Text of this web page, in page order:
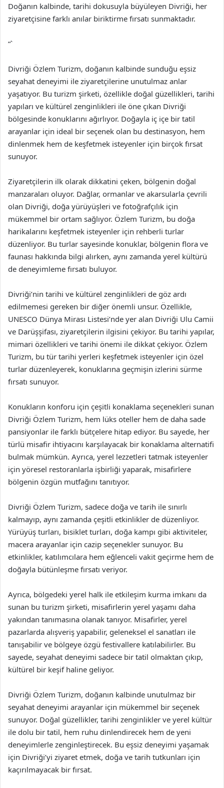
Doğanın kalbinde, tarihi dokusuyla büyüleyen Divriği, her
ziyaretçisine farklı anılar biriktirme fırsatı sunmaktadır.
“`
Divriği Özlem Turizm, doğanın kalbinde sunduğu eşsiz
seyahat deneyimi ile ziyaretçilerine unutulmaz anlar
yaşatıyor. Bu turizm şirketi, özellikle doğal güzellikleri, tarihi
yapıları ve kültürel zenginlikleri ile öne çıkan Divriği
bölgesinde konuklarını ağırlıyor. Doğayla iç içe bir tatil
arayanlar için ideal bir seçenek olan bu destinasyon, hem
dinlenmek hem de keşfetmek isteyenler için birçok fırsat
sunuyor.
Ziyaretçilerin ilk olarak dikkatini çeken, bölgenin doğal
manzaraları oluyor. Dağlar, ormanlar ve akarsularla çevrili
olan Divriği, doğa yürüyüşleri ve fotoğrafçılık için
mükemmel bir ortam sağlıyor. Özlem Turizm, bu doğa
harikalarını keşfetmek isteyenler için rehberli turlar
düzenliyor. Bu turlar sayesinde konuklar, bölgenin flora ve
faunası hakkında bilgi alırken, aynı zamanda yerel kültürü
de deneyimleme fırsatı buluyor.
Divriği’nin tarihi ve kültürel zenginlikleri de göz ardı
edilmemesi gereken bir diğer önemli unsur. Özellikle,
UNESCO Dünya Mirası Listesi’nde yer alan Divriği Ulu Camii
ve Darüşşifası, ziyaretçilerin ilgisini çekiyor. Bu tarihi yapılar,
mimari özellikleri ve tarihi önemi ile dikkat çekiyor. Özlem
Turizm, bu tür tarihi yerleri keşfetmek isteyenler için özel
turlar düzenleyerek, konuklarına geçmişin izlerini sürme
fırsatı sunuyor.
Konukların konforu için çeşitli konaklama seçenekleri sunan
Divriği Özlem Turizm, hem lüks oteller hem de daha sade
pansiyonlar ile farklı bütçelere hitap ediyor. Bu sayede, her
türlü misafir ihtiyacını karşılayacak bir konaklama alternatifi
bulmak mümkün. Ayrıca, yerel lezzetleri tatmak isteyenler
için yöresel restoranlarla işbirliği yaparak, misafirlere
bölgenin özgün mutfağını tanıtıyor.
Divriği Özlem Turizm, sadece doğa ve tarih ile sınırlı
kalmayıp, aynı zamanda çeşitli etkinlikler de düzenliyor.
Yürüyüş turları, bisiklet turları, doğa kampı gibi aktiviteler,
macera arayanlar için cazip seçenekler sunuyor. Bu
etkinlikler, katılımcılara hem eğlenceli vakit geçirme hem de
doğayla bütünleşme fırsatı veriyor.
Ayrıca, bölgedeki yerel halk ile etkileşim kurma imkanı da
sunan bu turizm şirketi, misafirlerin yerel yaşamı daha
yakından tanımasına olanak tanıyor. Misafirler, yerel
pazarlarda alışveriş yapabilir, geleneksel el sanatları ile
tanışabilir ve bölgeye özgü festivallere katılabilirler. Bu
sayede, seyahat deneyimi sadece bir tatil olmaktan çıkıp,
kültürel bir keşif haline geliyor.
Divriği Özlem Turizm, doğanın kalbinde unutulmaz bir
seyahat deneyimi arayanlar için mükemmel bir seçenek
sunuyor. Doğal güzellikler, tarihi zenginlikler ve yerel kültür
ile dolu bir tatil, hem ruhu dinlendirecek hem de yeni
deneyimlerle zenginleştirecek. Bu eşsiz deneyimi yaşamak
için Divriği’yi ziyaret etmek, doğa ve tarih tutkunları için
kaçırılmayacak bir fırsat.